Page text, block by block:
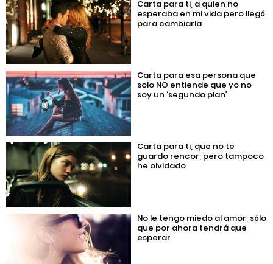
Carta para ti, a quien no
esperaba en mi vida pero llegó
para cambiarla
Carta para esa persona que
solo NO entiende que yo no
soy un ‘segundo plan’
Carta para ti, que no te
guardo rencor, pero tampoco
he olvidado
No le tengo miedo al amor, sólo
que por ahora tendrá que
esperar